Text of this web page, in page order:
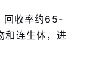
回收率约65-
和连生体，进